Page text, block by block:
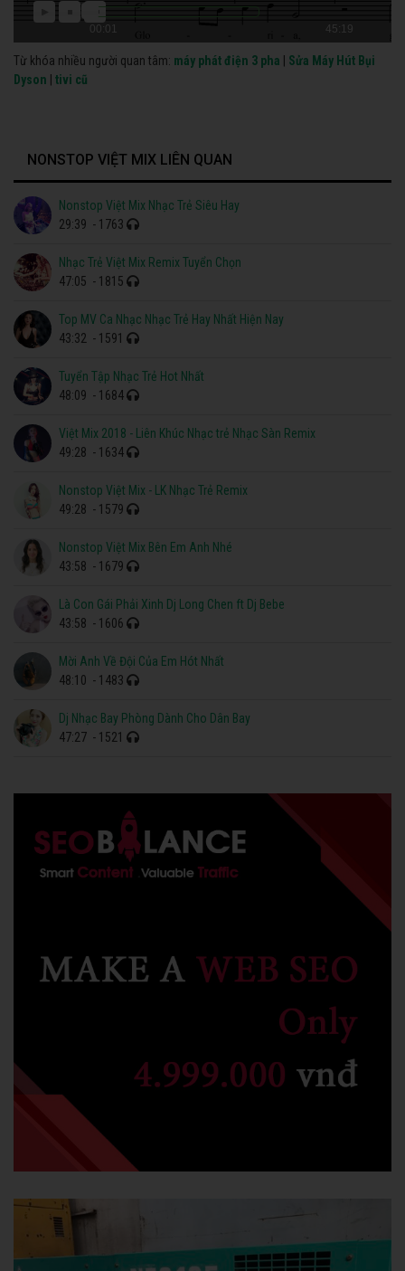
00:01 45:19
Từ khóa nhiều người quan tâm: máy phát điện 3 pha
Sửa Máy Hút Bụi
Dyson
tivi cũ
NONSTOP VIỆT MIX LIÊN QUAN
Nonstop Việt Mix Nhạc Trẻ Siêu Hay
29:39 - 1763
Nhạc Trẻ Việt Mix Remix Tuyển Chọn
47:05 - 1815
Top MV Ca Nhạc Nhạc Trẻ Hay Nhất Hiện Nay
43:32 - 1591
Tuyển Tập Nhạc Trẻ Hot Nhất
48:09 - 1684
Việt Mix 2018 - Liên Khúc Nhạc trẻ Nhạc Sàn Remix
49:28 - 1634
Nonstop Việt Mix - LK Nhạc Trẻ Remix
49:28 - 1579
Nonstop Việt Mix Bên Em Anh Nhé
43:58 - 1679
Là Con Gái Phải Xinh Dj Long Chen ft Dj Bebe
43:58 - 1606
Mời Anh Về Đội Của Em Hót Nhất
48:10 - 1483
Dj Nhạc Bay Phòng Dành Cho Dân Bay
47:27 - 1521